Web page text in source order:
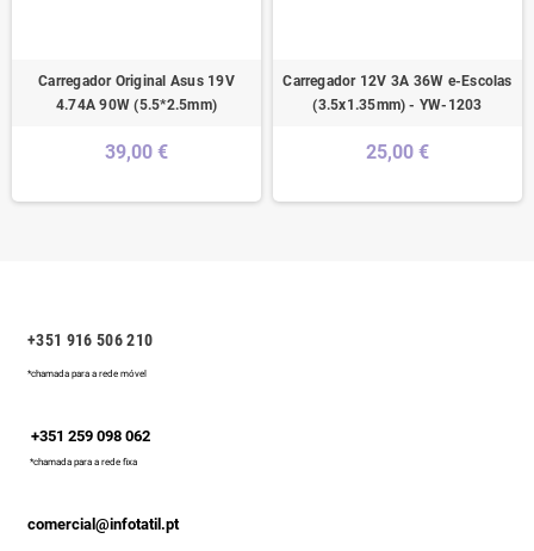
Carregador Original Asus 19V
4.74A 90W (5.5*2.5mm)
39,00 €
Carregador 12V 3A 36W e-Escolas
(3.5x1.35mm) - YW-1203
25,00 €
+351 916 506 210
*chamada para a rede móvel
+351 259 098 062
*chamada para a rede fixa
comercial@infotatil.pt